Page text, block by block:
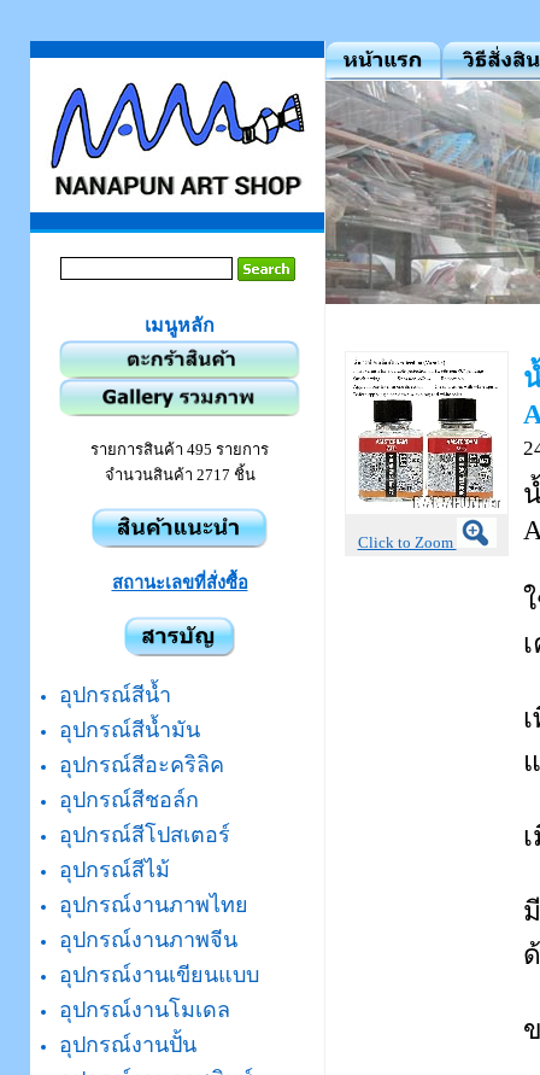
เมนูหลัก
รายการสินค้า 495 รายการ
จำนวนสินค้า 2717 ชิ้น
สถานะเลขที่สั่งซื้อ
อุปกรณ์สีน้ำ
อุปกรณ์สีน้ำมัน
อุปกรณ์สีอะคริลิค
อุปกรณ์สีชอล์ก
อุปกรณ์สีโปสเตอร์
อุปกรณ์สีไม้
อุปกรณ์งานภาพไทย
อุปกรณ์งานภาพจีน
อุปกรณ์งานเขียนแบบ
อุปกรณ์งานโมเดล
อุปกรณ์งานปั้น
Click to Zoom